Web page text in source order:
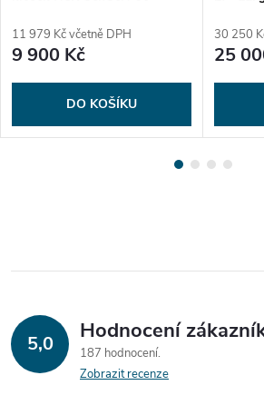
11 979 Kč včetně DPH
9 900 Kč
DO KOŠÍKU
30 250
25
5,0 Hodnocení
187 hodnocení
Zobrazit recenze